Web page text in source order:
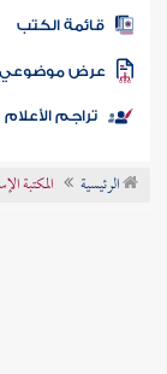
المكتبة
الكتب
موضوعي
تراجم الأعلام
الرئيسية المكتبة